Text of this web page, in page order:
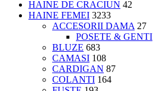
HAINE DE CRACIUN 42
HAINE FEMEI 3233
ACCESORII DAMA 27
POSETE & GENTI
BLUZE 683
CAMASI 108
CARDIGAN 87
COLANTI 164